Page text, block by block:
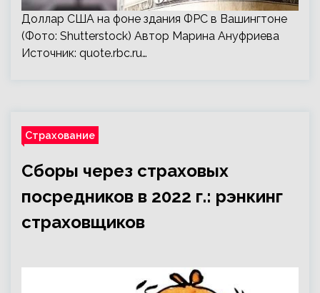
Доллар США на фоне здания ФРС в Вашингтоне
(Фото: Shutterstock) Автор Марина Ануфриева
Источник: quote.rbc.ru…
Страхование
Сборы через страховых
посредников в 2022 г.: рэнкинг
страховщиков